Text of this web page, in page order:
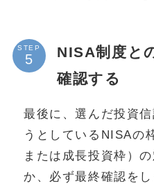
STEP
NISA制度と
確認する
最後に、選んだ投資
うとしているNISAの
または成長投資枠）
か、必ず最終確認を